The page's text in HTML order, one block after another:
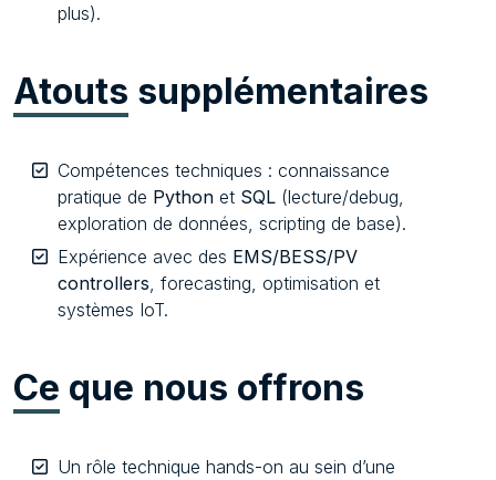
plus).
Atouts supplémentaires
Compétences techniques : connaissance
pratique de Python et SQL (lecture/debug,
exploration de données, scripting de base).
Expérience avec des EMS/BESS/PV
controllers , forecasting, optimisation et
systèmes IoT.
Ce que nous offrons
Un rôle technique hands-on au sein d’une